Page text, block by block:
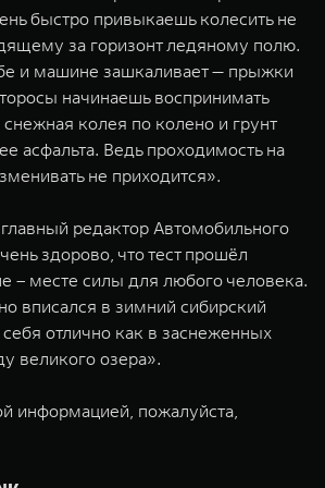
быстро привыкаешь колесить не
за горизонт ледяному полю.
и машине зашкаливает — прыжки
начинаешь воспринимать
колея по колено и грунт
асфальта. Ведь проходимость на
не приходится».
редактор Автомобильного
здорово, что тест прошёл
– месте силы для любого человека.
вписался в зимний сибирский
отлично как в заснеженных
великого озера».
информацией, пожалуйста,